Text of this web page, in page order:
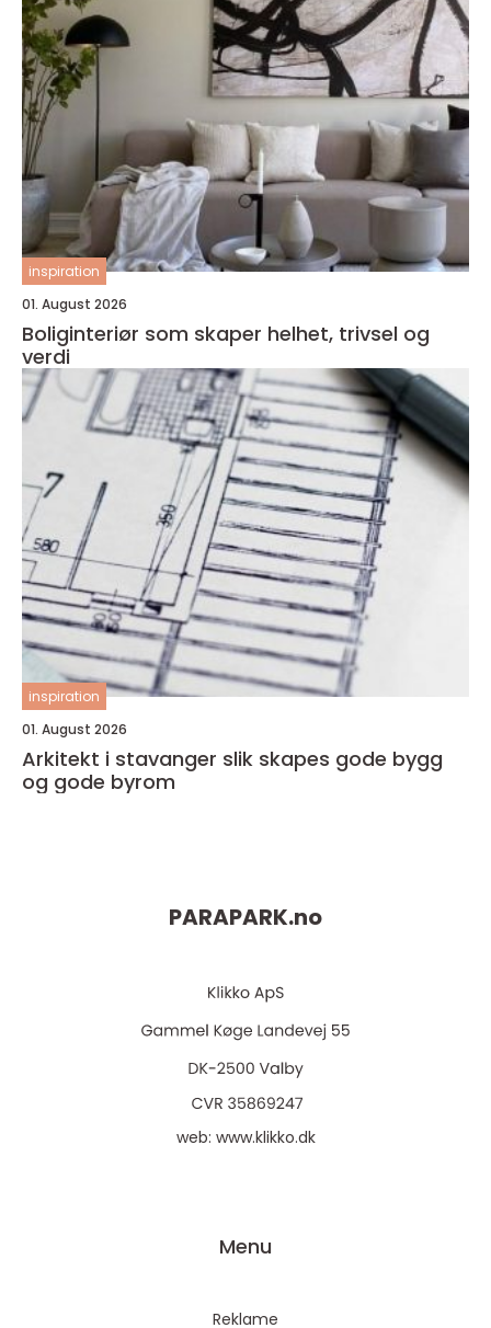
inspiration
01. August 2026
Boliginteriør som skaper helhet, trivsel og
verdi
inspiration
01. August 2026
Arkitekt i stavanger slik skapes gode bygg
og gode byrom
PARAPARK.no
web: www.klikko.dk
Menu
Reklame